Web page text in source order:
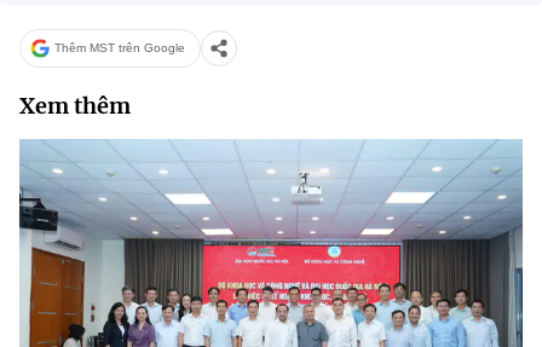
Thêm MST trên Google
Xem thêm